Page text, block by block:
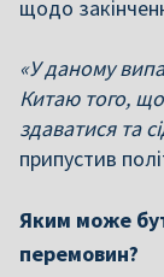
щодо
«У даному
Китаю того,
здаватися та
припустив
Яким може
перемовин?